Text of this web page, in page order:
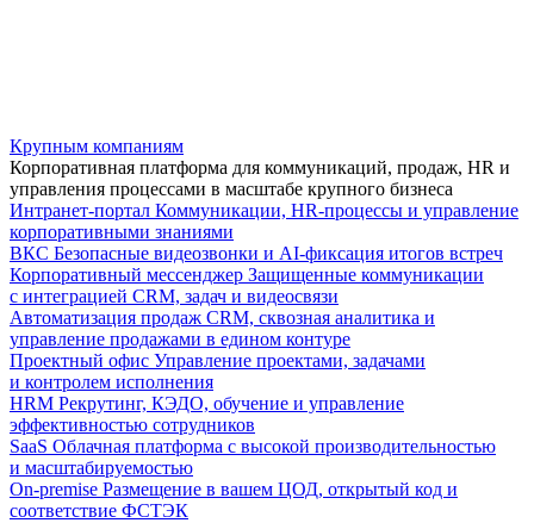
Крупным компаниям
Корпоративная платформа для коммуникаций, продаж, HR и
управления процессами в масштабе крупного бизнеса
Интранет-портал Коммуникации, HR-процессы и управление
корпоративными знаниями
ВКС Безопасные видеозвонки и AI-фиксация итогов встреч
Корпоративный мессенджер Защищенные коммуникации
с интеграцией CRM, задач и видеосвязи
Автоматизация продаж CRM, сквозная аналитика и
управление продажами в едином контуре
Проектный офис Управление проектами, задачами
и контролем исполнения
HRM Рекрутинг, КЭДО, обучение и управление
эффективностью сотрудников
SaaS Облачная платформа с высокой производительностью
и масштабируемостью
On-premise Размещение в вашем ЦОД, открытый код и
соответствие ФСТЭК